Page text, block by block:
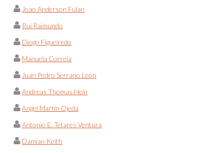
Joao Anderson Fulan
Rui Raimundo
Diogo Figueiredo
Manuela Correia
Juan Pedro Serrano León
Andreas Thomas Hein
Angel Martín Ojeda
Antonio E. Tetares Ventura
Damian Keith